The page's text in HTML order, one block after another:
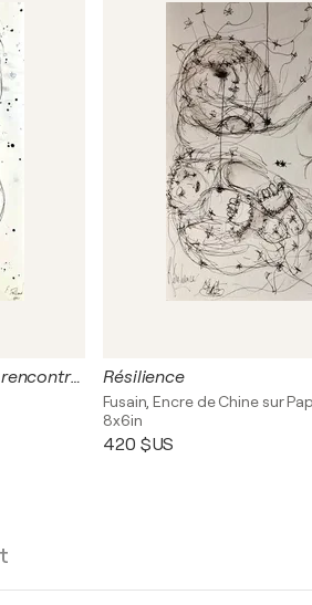
C'est dans le brouillard qu'une rencontre est belle Résilience
Fusain, Encre de Chine sur
8x6in
420 $US